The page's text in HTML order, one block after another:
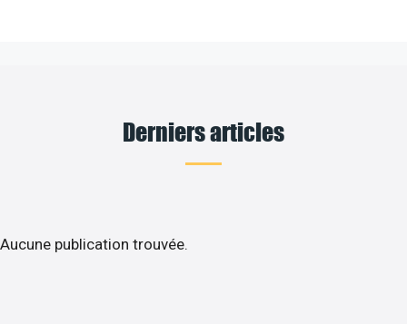
Derniers articles
Aucune publication trouvée.